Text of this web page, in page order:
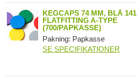
KEGCAPS 74 MM, BLÅ 141
FLATFITTING A-TYPE
(700/PAPKASSE)
Pakning: Papkasse
SE SPECIFIKATIONER